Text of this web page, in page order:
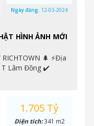
HÌNH ẢNH MỚI
🌲 ⚡️Địa
T Lâm Đồng ✔️
Ngày đăng: 12-03-2024
1.705 Tỷ
Diện tích:341 m2